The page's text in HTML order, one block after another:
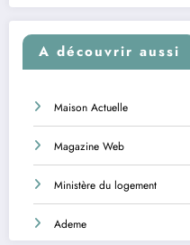
A découvrir aussi
Maison Actuelle
Magazine Web
Ministère du logement
Ademe